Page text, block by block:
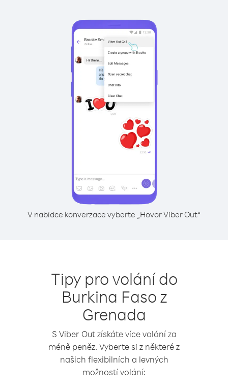
V nabídce konverzace vyberte „Hovor Viber Out“
Tipy pro volání do
Burkina Faso z
Grenada
S Viber Out získáte více volání za
méně peněz. Vyberte si z některé z
našich flexibilních a levných
možností volání: